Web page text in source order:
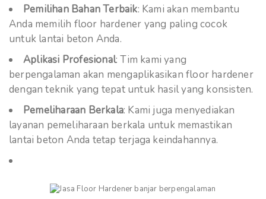
Pemilihan Bahan Terbaik: Kami akan membantu
Anda memilih floor hardener yang paling cocok
untuk lantai beton Anda.
Aplikasi Profesional: Tim kami yang
berpengalaman akan mengaplikasikan floor hardener
dengan teknik yang tepat untuk hasil yang konsisten.
Pemeliharaan Berkala: Kami juga menyediakan
layanan pemeliharaan berkala untuk memastikan
lantai beton Anda tetap terjaga keindahannya.